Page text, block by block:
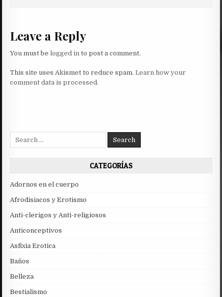
Leave a Reply
You must belogged in to post a comment.
This site uses Akismet to reduce spam.Learn how your
comment data is processed.
Search
for:
CATEGORÍAS
Adornos en el cuerpo
Afrodisiacos y Erotismo
Anti-clerigos y Anti-religiosos
Anticonceptivos
Asfixia Erotica
Baños
Belleza
Bestialismo